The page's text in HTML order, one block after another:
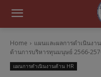
Home แผนและผลการดำเนินงาน
ด้านการบริหารทุนมนุษย์ 2566-
แผนการดำเนินงานด้าน HR